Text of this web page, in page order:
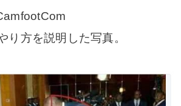
り方を説明した写真。